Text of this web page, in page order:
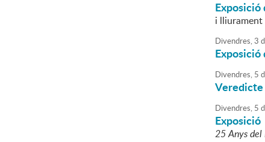
i lliurament
Divendres,3
Exposició
Divendres, 5
Veredicte
Divendres, 5
Exposició
25 Anys del